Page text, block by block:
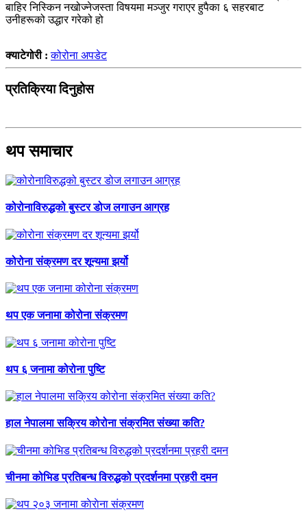
बाहिर निस्किन नखोज्नेजस्ता विषयमा मञ्जुर गराएर हुपैका ६ सहरबाट
उनीहरूको उद्धार गरेको हो
क्याटेगोरी :कोरोना अपडेट
प्रतिक्रिया दिनुहोस
थप समाचार
कोरोनाविरुद्धको बुस्टर डोज लगाउन आग्रह
कोरोना संक्रमण दर शून्यमा झर्यो
थप एक जनामा कोरोना संक्रमण
थप ६ जनामा कोरोना पुष्टि
हाल नेपालमा सक्रिय कोरोना संक्रमित संख्या कति?
चीनमा कोभिड प्रतिबन्ध विरुद्धको प्रदर्शनमा प्रहरी दमन